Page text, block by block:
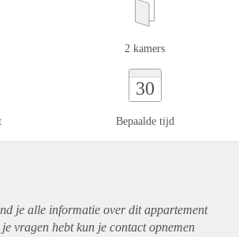
2 kamers
30
Bepaalde tijd
je alle informatie over ditappartement
vragen hebt kun je contact opnemen